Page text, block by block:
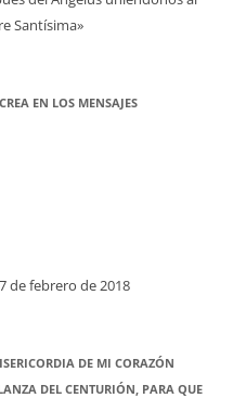
Santísima»
EN LOS MENSAJES
de febrero de 2018
DE MI CORAZÓN
DEL CENTURIÓN, PARA QUE